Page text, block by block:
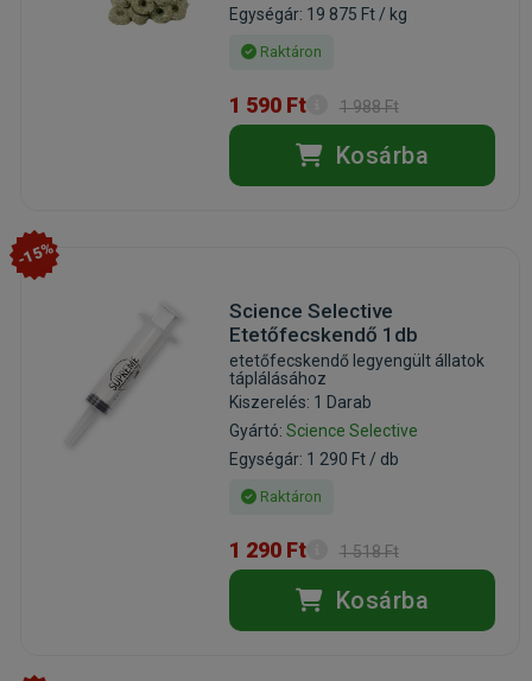
Egységár: 19 875 Ft / kg
Raktáron
1 590 Ft 1 988 Ft
Kosárba
-15%
Science Selective
Etetőfecskendő 1db
etetőfecskendő legyengült állatok
táplálásához
Kiszerelés: 1 Darab
Gyártó: Science Selective
Egységár: 1 290 Ft / db
Raktáron
1 290 Ft 1 518 Ft
Kosárba